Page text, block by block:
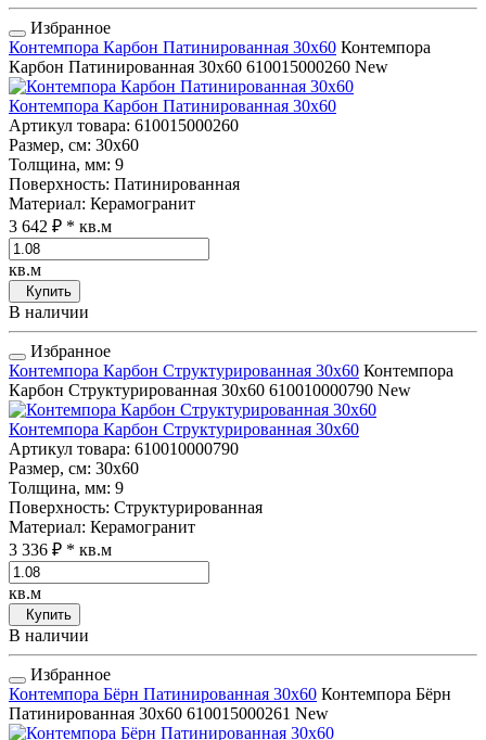
Избранное
Контемпора Карбон Патинированная 30x60 Контемпора
Карбон Патинированная 30x60 610015000260 New
Контемпора Карбон Патинированная 30x60
Артикул товара: 610015000260
Размер, см: 30x60
Толщина, мм: 9
Поверхность: Патинированная
Материал: Керамогранит
3 642 ₽ * кв.м
кв.м
Купить
В наличии
Избранное
Контемпора Карбон Структурированная 30x60 Контемпора
Карбон Структурированная 30x60 610010000790 New
Контемпора Карбон Структурированная 30x60
Артикул товара: 610010000790
Размер, см: 30x60
Толщина, мм: 9
Поверхность: Структурированная
Материал: Керамогранит
3 336 ₽ * кв.м
кв.м
Купить
В наличии
Избранное
Контемпора Бёрн Патинированная 30x60 Контемпора Бёрн
Патинированная 30x60 610015000261 New